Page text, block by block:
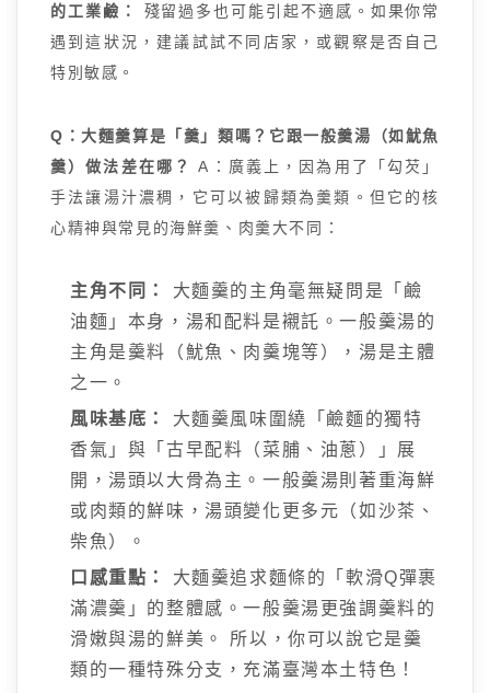
的工業鹼：
殘留過多也可能引起不適感。如果你常
遇到這狀況，建議試試不同店家，或觀察是否自己
特別敏感。
Q：大麵羹算是「羹」類嗎？它跟一般羹湯（如魷魚
羹）做法差在哪？
A：廣義上，因為用了「勾芡」
手法讓湯汁濃稠，它可以被歸類為羹類。但它的核
心精神與常見的海鮮羹、肉羹大不同：
主角不同：
大麵羹的主角毫無疑問是「鹼
油麵」本身，湯和配料是襯託。一般羹湯的
主角是羹料（魷魚、肉羹塊等），湯是主體
之一。
風味基底：
大麵羹風味圍繞「鹼麵的獨特
香氣」與「古早配料（菜脯、油蔥）」展
開，湯頭以大骨為主。一般羹湯則著重海鮮
或肉類的鮮味，湯頭變化更多元（如沙茶、
柴魚）。
口感重點：
大麵羹追求麵條的「軟滑Q彈裹
滿濃羹」的整體感。一般羹湯更強調羹料的
滑嫩與湯的鮮美。 所以，你可以說它是羹
類的一種特殊分支，充滿臺灣本土特色！